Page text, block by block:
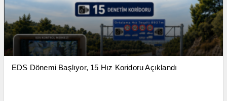
EDS Dönemi Başlıyor, 15 Hız Koridoru Açıklandı